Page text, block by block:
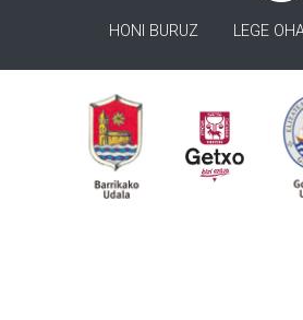
HONI BURUZ LEGE